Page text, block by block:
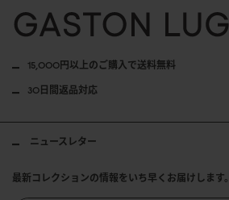
15,000円以上のご購入で送料無料
30日間返品対応
ニュースレター
最新コレクションの情報をいち早くお届けします。